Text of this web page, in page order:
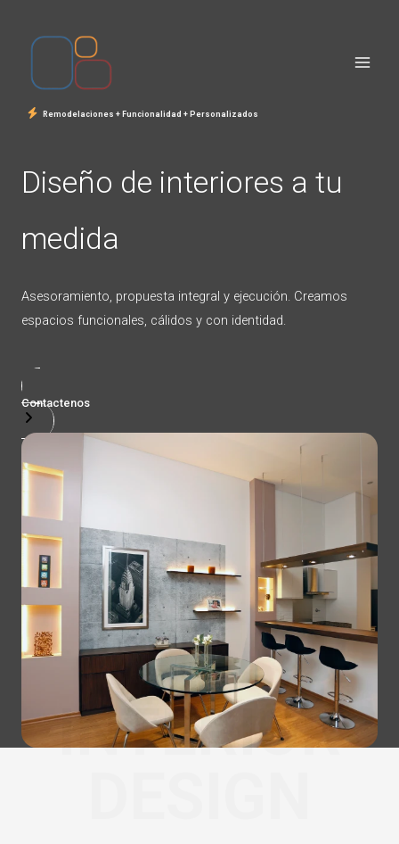
Remodelaciones + Funcionalidad + Personalizados
Diseño de interiores a tu
medida
Asesoramiento, propuesta integral y ejecución. Creamos
espacios funcionales, cálidos y con identidad.
Contactenos
INTERIOR